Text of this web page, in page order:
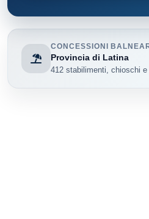
CONCESSIONI
Provincia di Latina
412 stabilimenti, chioschi